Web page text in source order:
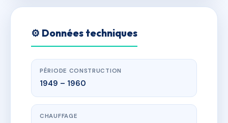
⚙️ Données techniques
PÉRIODE CONSTRUCTION
1949 – 1960
CHAUFFAGE